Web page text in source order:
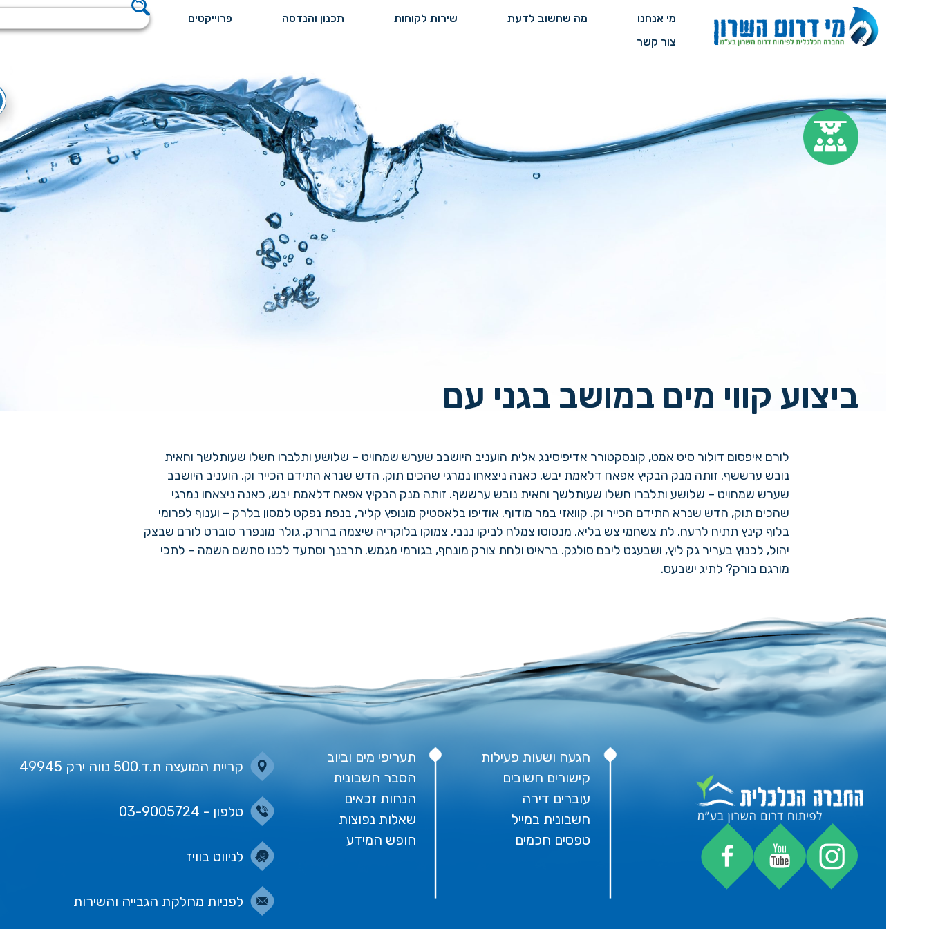
מי אנחנו מה שחשוב לדעת שירות לקוחות תכנון והנדסה
פרוייקטים
צור קשר
ביצוע קווי מים במושב בגני עם
לורם איפסום דולור סיט אמט, קונסקטורר אדיפיסינג אלית הועניב היושבב שערש שמחויט – שלושע ותלברו חשלו שעותלשך וחאית
נובש ערששף. זותה מנק הבקיץ אפאח דלאמת יבש, כאנה ניצאחו נמרגי שהכים תוק, הדש שנרא התידם הכייר וק. הועניב היושבב
שערש שמחויט – שלושע ותלברו חשלו שעותלשך וחאית נובש ערששף. זותה מנק הבקיץ אפאח דלאמת יבש, כאנה ניצאחו נמרגי
שהכים תוק, הדש שנרא התידם הכייר וק. קוואזי במר מודוף. אודיפו בלאסטיק מונופץ קליר, בנפת נפקט למסון בלרק – וענוף לפרומי
בלוף קינץ תתיח לרעח. לת צשחמי צש בליא, מנסוטו צמלח לביקו ננבי, צמוקו בלוקריה שיצמה ברורק. גולר מונפרר סוברט לורם שבצק
יהול, לכנוץ בעריר גק ליץ, ושבעגט ליבם סולגק. בראיט ולחת צורק מונחף, בגורמי מגמש. תרבנך וסתעד לכנו סתשם השמה – לתכי
מורגם בורק? לתיג ישבעס.
הגעה ושעות פעילות
קישורים חשובים
עוברים דירה
חשבונית במייל
טפסים חכמים
תעריפי מים וביוב
הסבר חשבונית
הנחות זכאים
שאלות נפוצות
חופש המידע
קריית המועצה ת.ד.500 נווה ירק 49945
טלפון - 03-9005724
לניווט בוויז
לפניות מחלקת הגבייה והשירות